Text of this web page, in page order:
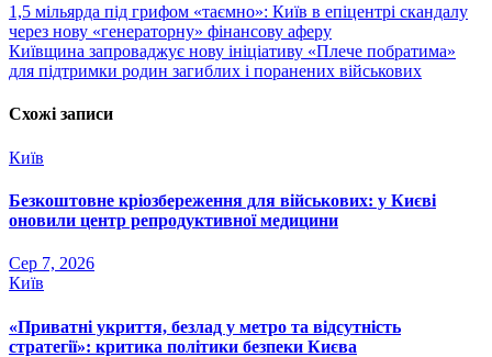
Навігація
записів
1,5 мільярда під грифом «таємно»: Київ в епіцентрі скандалу
через нову «генераторну» фінансову аферу
Київщина запроваджує нову ініціативу «Плече побратима»
для підтримки родин загиблих і поранених військових
Схожі записи
Київ
Безкоштовне кріозбереження для військових: у Києві
оновили центр репродуктивної медицини
Сер 7, 2026
Київ
«Приватні укриття, безлад у метро та відсутність
стратегії»: критика політики безпеки Києва